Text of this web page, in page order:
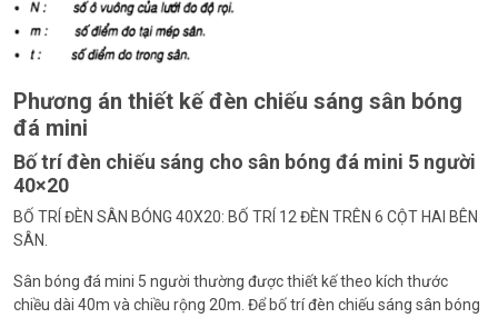
Phương án thiết kế đèn chiếu sáng sân bóng
đá mini
Bố trí đèn chiếu sáng cho sân bóng đá mini 5 người
40×20
BỐ TRÍ ĐÈN SÂN BÓNG 40X20: BỐ TRÍ 12 ĐÈN TRÊN 6 CỘT HAI BÊN
SÂN.
Sân bóng đá mini 5 người thường được thiết kế theo kích thước
chiều dài 40m và chiều rộng 20m. Để bố trí đèn chiếu sáng sân bóng